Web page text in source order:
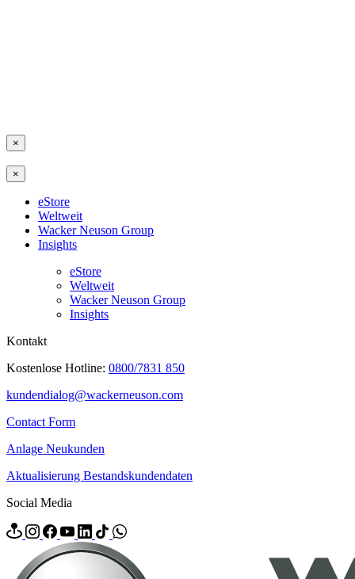
×
×
eStore
Weltweit
Wacker Neuson Group
Insights
eStore
Weltweit
Wacker Neuson Group
Insights
Kontakt
Kostenlose Hotline: 0800/7831 850
kundendialog@wackerneuson.com
Contact Form
Anlage Neukunden
Aktualisierung Bestandskundendaten
Social Media